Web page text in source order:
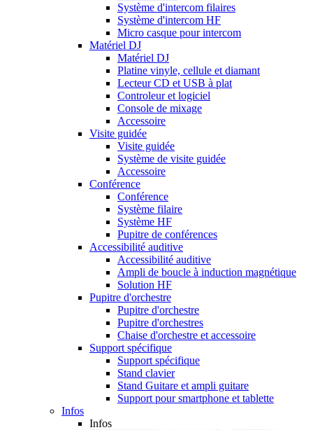
Système d'intercom filaires
Système d'intercom HF
Micro casque pour intercom
Matériel DJ
Matériel DJ
Platine vinyle, cellule et diamant
Lecteur CD et USB à plat
Controleur et logiciel
Console de mixage
Accessoire
Visite guidée
Visite guidée
Système de visite guidée
Accessoire
Conférence
Conférence
Système filaire
Système HF
Pupitre de conférences
Accessibilité auditive
Accessibilité auditive
Ampli de boucle à induction magnétique
Solution HF
Pupitre d'orchestre
Pupitre d'orchestre
Pupitre d'orchestres
Chaise d'orchestre et accessoire
Support spécifique
Support spécifique
Stand clavier
Stand Guitare et ampli guitare
Support pour smartphone et tablette
Infos
Infos